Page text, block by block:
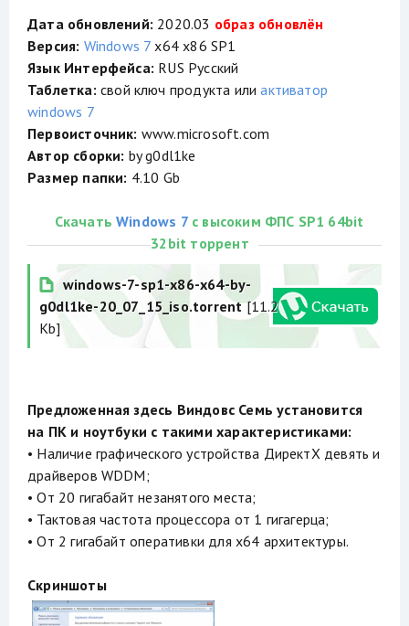
Дата обновлений: 2020.03 образ обновлён
Версия: Windows 7 x64 x86 SP1
Язык Интерфейса: RUS Русский
Таблетка: свой ключ продукта илиактиватор
windows 7
Первоисточник: www.microsoft.com
Автор сборки: by g0dl1ke
Размер папки: 4.10 Gb
СкачатьWindows 7с высоким ФПС SP1 64bit
32bit торрент
windows-7-sp1-x86-x64-by-
g0dl1ke-20_07_15_iso.torrent[11.2
Kb]
Предложенная здесь Виндовс Семь установится
на ПК и ноутбуки с такими характеристиками:
• Наличие графического устройства ДиректХ девять и
драйверов WDDM;
• От 20 гигабайт незанятого места;
• Тактовая частота процессора от 1 гигагерца;
• От 2 гигабайт оперативки для х64 архитектуры.
Скриншоты